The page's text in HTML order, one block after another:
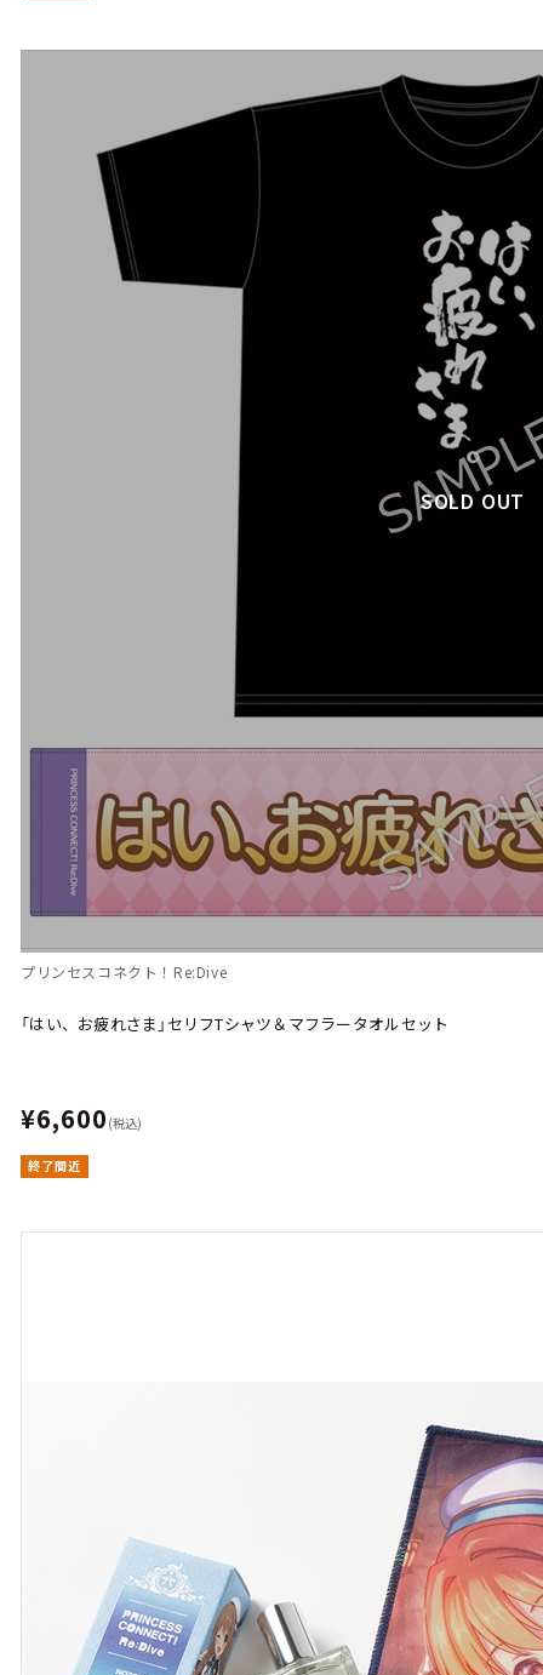
SOLD OUT
プリンセスコネクト！Re:Dive
「はい、お疲れさま」セリフTシャツ＆マフラータオルセット
¥6,600 (税込)
終了間近